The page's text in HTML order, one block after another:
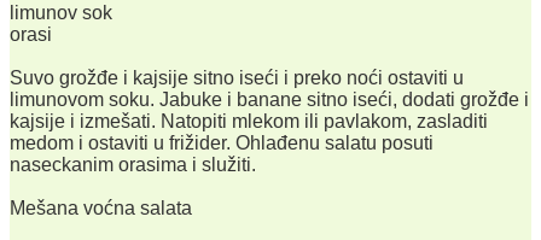
limunov sok
orasi
Suvo grožđe i kajsije sitno iseći i preko noći ostaviti u
limunovom soku. Jabuke i banane sitno iseći, dodati grožđe i
kajsije i izmešati. Natopiti mlekom ili pavlakom, zasladiti
medom i ostaviti u frižider. Ohlađenu salatu posuti
naseckanim orasima i služiti.
Mešana voćna salata